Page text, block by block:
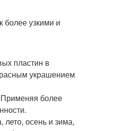
более узкими и
пластин в
украшением
Применяя более
лето, осень и зима,